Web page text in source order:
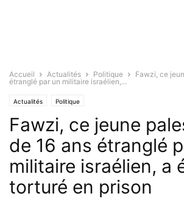
Accueil Actualités Politique
Fawzi, ce
étranglé par un militaire israélien,...
Actualités Politique
Fawzi, ce jeune
de 16 ans étranglé
militaire israélien, a
torturé en prison